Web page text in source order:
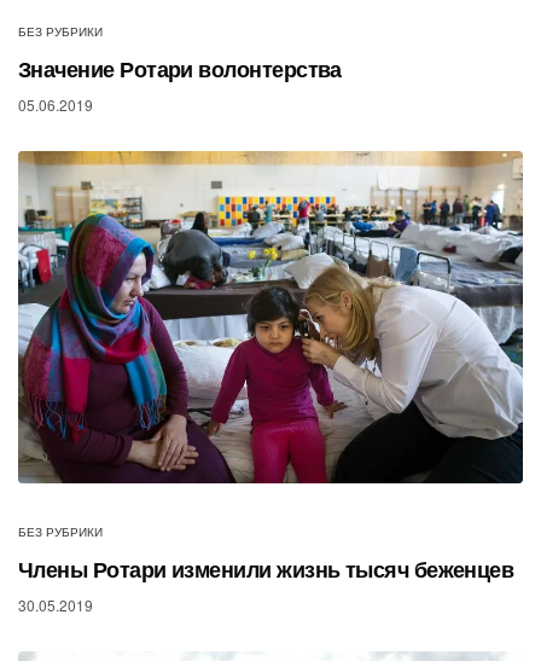
БЕЗ РУБРИКИ
Значение Ротари волонтерства
05.06.2019
БЕЗ РУБРИКИ
Члены Ротари изменили жизнь тысяч беженцев
30.05.2019